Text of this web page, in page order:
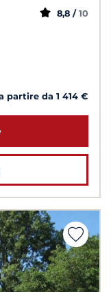
8,8 / 10
partire da 1 414 €